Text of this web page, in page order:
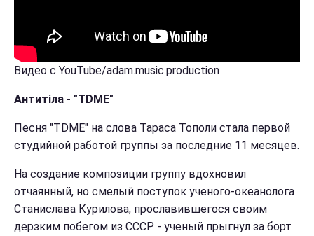
Видео с YouTube/adam.music.production
Антитіла - "TDME"
Песня "TDME" на слова Тараса Тополи стала первой
студийной работой группы за последние 11 месяцев.
На создание композиции группу вдохновил
отчаянный, но смелый поступок ученого-океанолога
Станислава Курилова, прославившегося своим
дерзким побегом из СССР - ученый прыгнул за борт